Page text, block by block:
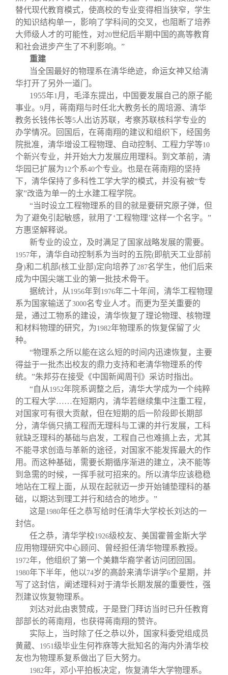
替代现代教育模式，使高校的专业变得相当狭窄，学生
的知识结构单一，影响了学科间的交叉，也阻断了培养
大师级人才的可能性，对20世纪后半期中国的高等教育
和社会进步产生了不利影响。”
重建
当全国最好的物理系在清华绝迹，命运女神又给清
华打开了另外一道门。
1955年1 月，毛泽东提出，中国要发展自己的原子能
事业。 9月，蒋南翔与时任北大教务长的周培源、清华
教务长钱伟长等5人出访苏联，考察苏联核科学专业的
办学情况。回国后，在蒋南翔的建议和组织下，经国务
院批准，清华增设工程物理、自动控制、工程力学等10
个新兴专业，并开始大力发展应用理科。到文革前，清
华园已扩展为12个系40个专业。也是在蒋南翔的坚持
下，清华保持了多科性工学大学的模式，并没有被“专
家”改造为单一的土水建工程学院。
“当时设立工程物理系的目的就是要研究原子弹，但
为了避免引起敏感，就用了‘工程物理’这样一个名字。”
方惠坚解释说。
新专业的设立，及时满足了国家战略发展的需要。
1957年，清华自动控制系为当时的五院( 即航天工业部前
身)和二机部(核工业部)定向培养了 287名学生，他们后来
成为中国尖端工业的第一批技术骨干。
据统计，从 1956年到 1976年二十年间，清华工程物理
系为国家输送了3000名专业人才。而更为至关重要的
是，通过工物系的建设，清华恢复了理论物理、核物理
和材料物理的研究，为1982年物理系的恢复保留了火
种。
“物理系之所以能在这么短的时间内迅速恢复，主要
得益于一批杰出校友的鼎力支持和老清华物理系的传
统。”朱邦芬在接受《中国新闻周刊》采访时指出。
“自从 1952年院系调整之后，清华大学成为一个纯粹
的工程大学……在短期内，清华若继续集中注重工程，
对国家可有很大贡献，但在短期的后一阶段即长期部
分，清华倘只搞工程而无理科与工课的并行发展，工科
就缺乏理科的基础与启发，工程自己也难搞上去，尤其
不能寻求创造与革新的途径，对国家不能发挥最大的作
用。而这种基础，需要长期循序渐进的建立，决不能等
到急需的时候，一挥手就可招来的。所以清华应该稳稳
地站在工程上面，从现在起就迈一步开始铺垫理科的基
础，以期达到理工并行和结合的地步。”
这是1980年任之恭写给时任清华大学校长刘达的一
封信。
任之恭，清华学校1926级校友、美国霍普金斯大学
应用物理研究中心顾问、曾经担任清华物理系教授。
1972年，他组织了第一个美籍华裔学者访问团回国。
1980年下半年，他以 74岁的高龄来清华讲学6个星期，并
写了这封信，阐述理科对于清华长期发展的重要性，强
烈建议恢复物理系。
刘达对此由衷赞成，于是登门拜访当时已升任教育
部部长的蒋南翔，也获得蒋南翔的赞许。
实际上，当时除了任之恭以外，国家科委党组成员
黄葳、
1951级毕业生何祚庥等大批知名的海内外清华校
友也为物理系复系做出了巨大努力。
1982年，邓小平拍板决定，恢复清华大学物理系。